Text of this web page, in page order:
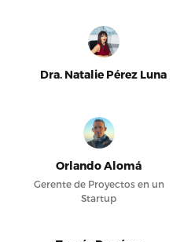
Dra. Natalie Pérez Luna
Orlando Alomá
Gerente de Proyectos en un
Startup